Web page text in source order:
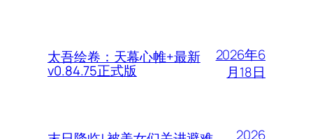
太吾绘卷：天幕心帷+最新
v0.84.75正式版
2026年6
月18日
2026